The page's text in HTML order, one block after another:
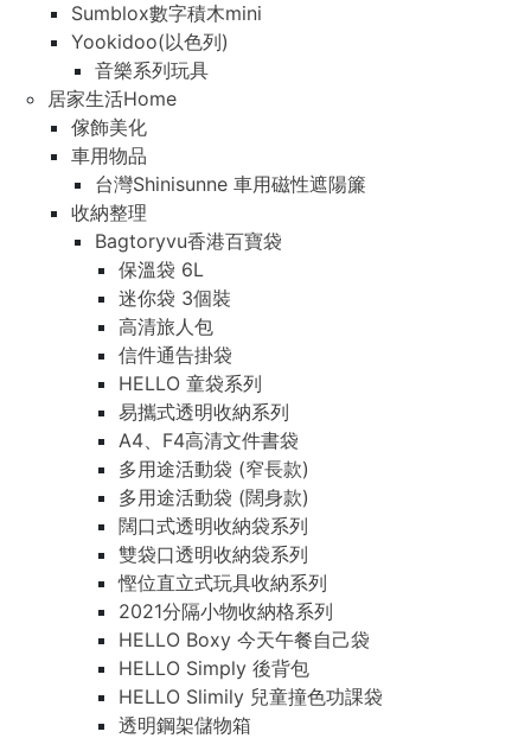
Sumblox數字積木mini
Yookidoo(以色列)
音樂系列玩具
居家生活Home
傢飾美化
車用物品
台灣Shinisunne 車用磁性遮陽簾
收納整理
Bagtoryvu香港百寶袋
保溫袋 6L
迷你袋 3個裝
高清旅人包
信件通告掛袋
HELLO 童袋系列
易攜式透明收納系列
A4、F4高清文件書袋
多用途活動袋 (窄長款)
多用途活動袋 (闊身款)
闊口式透明收納袋系列
雙袋口透明收納袋系列
慳位直立式玩具收納系列
2021分隔小物收納格系列
HELLO Boxy 今天午餐自己袋
HELLO Simply 後背包
HELLO Slimily 兒童撞色功課袋
透明鋼架儲物箱